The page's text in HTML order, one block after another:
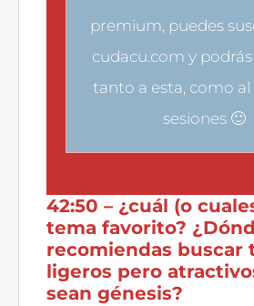
premium, puedes
cudacu.com y
tanto a esta, como al
sesiones 🙂
42:50 – ¿cuál (o
tema favorito?
recomiendas buscar
ligeros pero
sean génesis?